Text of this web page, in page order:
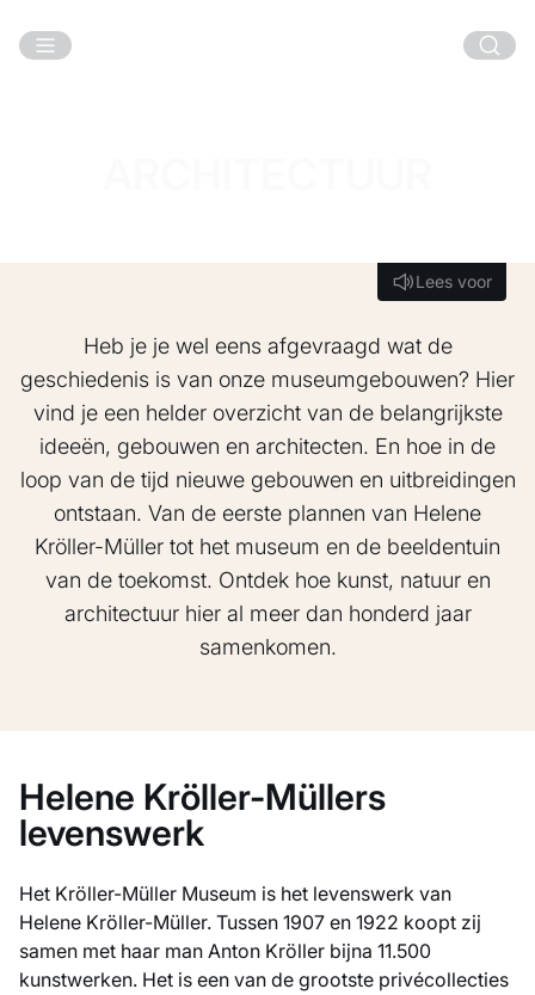
Lees voor
Lees voor
Heb je je wel eens afgevraagd wat de
geschiedenis is van onze museumgebouwen? Hier
vind je een helder overzicht van de belangrijkste
ideeën, gebouwen en architecten. En hoe in de
loop van de tijd nieuwe gebouwen en uitbreidingen
ontstaan. Van de eerste plannen van Helene
Kröller-Müller tot het museum en de beeldentuin
van de toekomst. Ontdek hoe kunst, natuur en
architectuur hier al meer dan honderd jaar
samenkomen.
Helene Kröller-Müllers
levenswerk
Het Kröller-Müller Museum is het levenswerk van
Helene Kröller-Müller. Tussen 1907 en 1922 koopt zij
samen met haar man Anton Kröller bijna 11.500
kunstwerken. Het is een van de grootste privécollecties